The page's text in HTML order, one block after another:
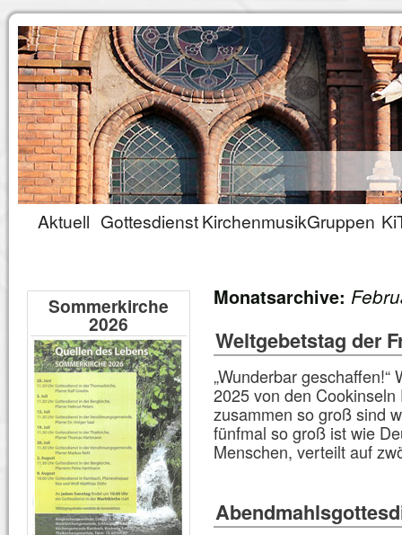
Aktuell GottesdienstKirchenmusikGruppen
Monatsarchive:
Weltgebetstag der
„Wunderbar
2025 von den
zusammen so groß sind
fünfmal so groß ist wie
Menschen, verteilt auf
Sommerkirche
2026